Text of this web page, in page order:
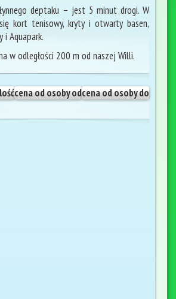
deptaku – jest 5 minut drogi. W
kort tenisowy, kryty i otwarty basen,
i Aquapark.
w odległości 200 m od naszej Willi.
cena od osoby odcena od osoby do